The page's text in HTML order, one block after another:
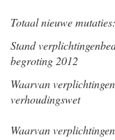
Totaal nieuwe mutaties:
Stand
begroting 2012
Waarvan
verhoudingswet
Waarvan